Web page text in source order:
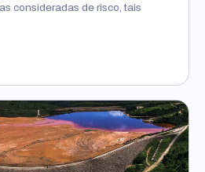
consideradas de risco, tais